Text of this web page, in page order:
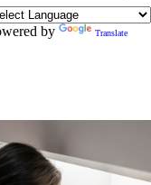
by Translate